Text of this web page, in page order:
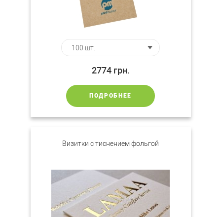
2774 грн.
ПОДРОБНЕЕ
Визитки с тиснением фольгой